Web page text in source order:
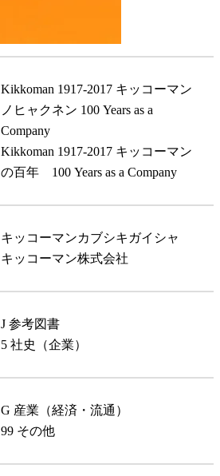
Kikkoman 1917-2017 キッコーマン
ノヒャクネン 100 Years as a
Company
Kikkoman 1917-2017 キッコーマン
の百年 100 Years as a Company
キッコーマンカブシキガイシャ
キッコーマン株式会社
J 参考図書
5 社史（企業）
G 産業（経済・流通）
99 その他